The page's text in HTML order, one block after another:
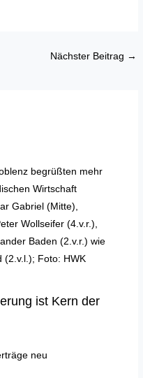
Nächster Beitrag →
ist Kern der